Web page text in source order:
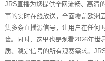
JRS直播为您提供全网流畅、高清
事的实时在线放送，全面覆盖欧洲
集多条直播源信号，让用户在任何
验。同时，这里也是观看2026年世
质、稳定信号的所有观赛需求。